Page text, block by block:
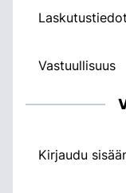
Laskutustiedot
Vastuullisuus
Kirjaudu